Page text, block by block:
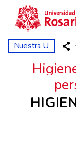
Pasar al contenido
Nuestra U